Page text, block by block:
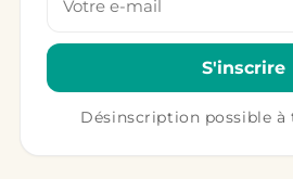
S'inscrire
Désinscription possible